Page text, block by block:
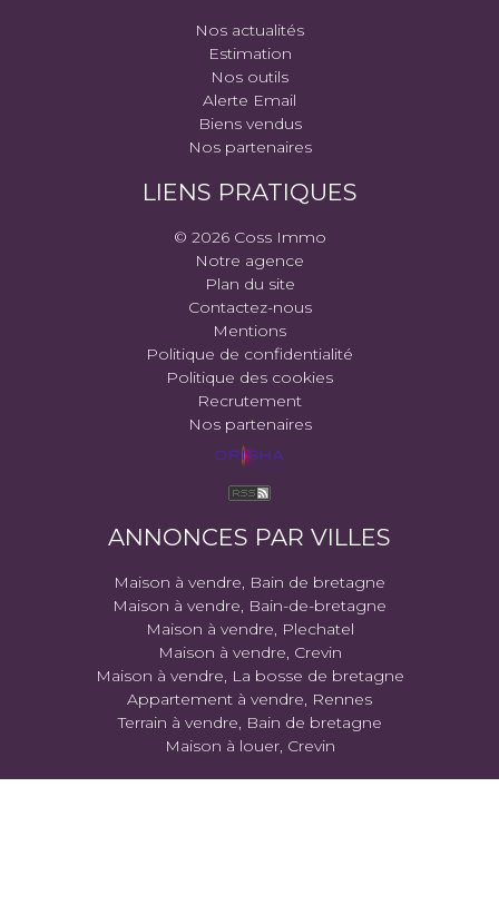
Nos actualités
Estimation
Nos outils
Alerte Email
Biens vendus
Nos partenaires
LIENS PRATIQUES
© 2026 Coss Immo
Notre agence
Plan du site
Contactez-nous
Mentions
Politique de confidentialité
Politique des cookies
Recrutement
Nos partenaires
ANNONCES PAR VILLES
Maison à vendre, Bain de bretagne
Maison à vendre, Bain-de-bretagne
Maison à vendre, Plechatel
Maison à vendre, Crevin
Maison à vendre, La bosse de bretagne
Appartement à vendre, Rennes
Terrain à vendre, Bain de bretagne
Maison à louer, Crevin